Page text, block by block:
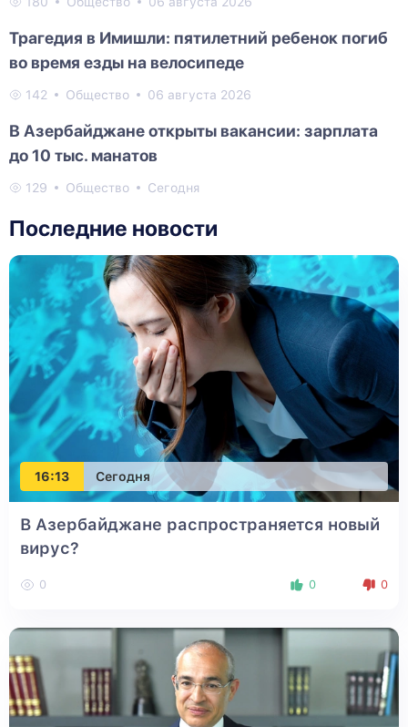
Трагедия в Имишли: пятилетний ребенок погиб
во время езды на велосипеде
142 Общество 06 августа 2026
В Азербайджане открыты вакансии: зарплата
до 10 тыс. манатов
129 Общество Сегодня
Последние новости
16:13 Сегодня
В Азербайджане распространяется новый
вирус?
0 0 0